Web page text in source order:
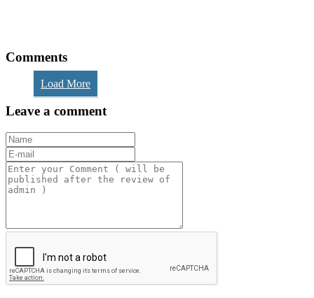
Comments
Load More
Leave a comment